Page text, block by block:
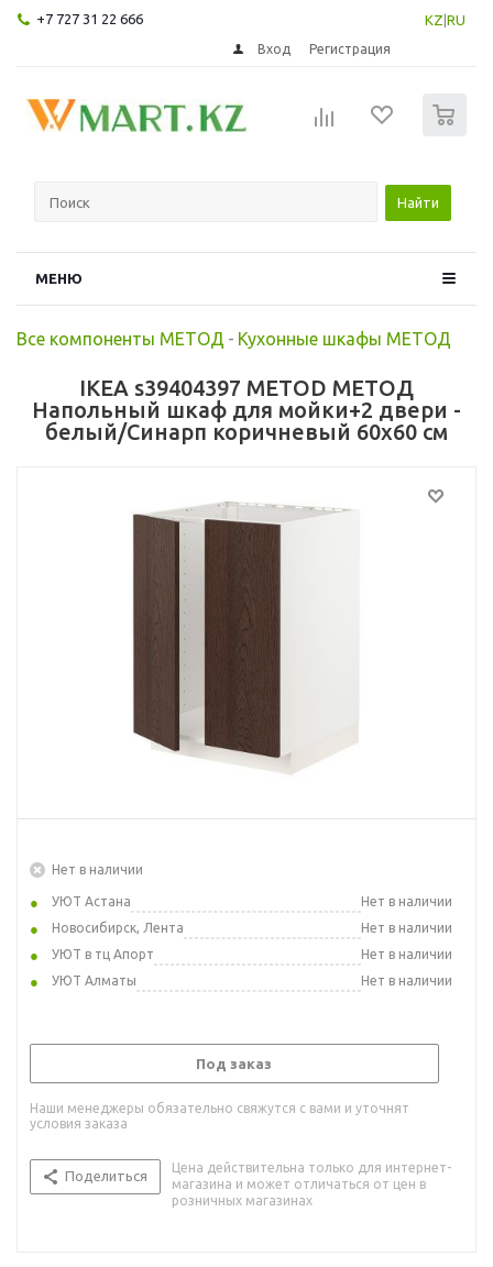
+7 727 31 22 666 KZ RU
Вход Регистрация
Найти
МЕНЮ
Все компоненты МЕТОД - Кухонные шкафы МЕТОД
IKEA s39404397 METOD МЕТОД
Напольный шкаф для мойки+2 двери -
белый/Синарп коричневый 60x60 см
Нет в наличии
УЮТ Астана
Нет в наличии
Новосибирск, Лента
Нет в наличии
УЮТ в тц Апорт
Нет в наличии
УЮТ Алматы
Нет в наличии
Под заказ
Наши менеджеры обязательно свяжутся с вами и уточнят
условия заказа
Поделиться
Цена действительна только для интернет-
магазина и может отличаться от цен в
розничных магазинах